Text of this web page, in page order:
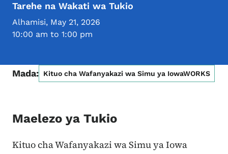
Tarehe na Wakati wa Tukio
Alhamisi, May 21, 2026
10:00 am to 1:00 pm
Mada: Kituo cha Wafanyakazi wa Simu ya IowaWORKS
Maelezo ya Tukio
Kituo cha Wafanyakazi wa Simu ya Iowa